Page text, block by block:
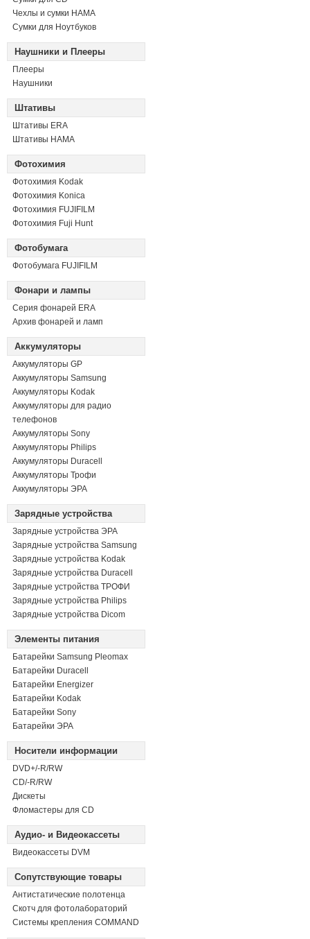
Чехлы и сумки HAMA
Сумки для Ноутбуков
Наушники и Плееры
Плееры
Наушники
Штативы
Штативы ERA
Штативы HAMA
Фотохимия
Фотохимия Kodak
Фотохимия Konica
Фотохимия FUJIFILM
Фотохимия Fuji Hunt
Фотобумага
Фотобумага FUJIFILM
Фонари и лампы
Серия фонарей ERA
Архив фонарей и ламп
Аккумуляторы
Аккумуляторы GP
Аккумуляторы Samsung
Аккумуляторы Kodak
Аккумуляторы для радио
телефонов
Аккумуляторы Sony
Аккумуляторы Philips
Аккумуляторы Duracell
Аккумуляторы Трофи
Аккумуляторы ЭРА
Зарядные устройства
Зарядные устройства ЭРА
Зарядные устройства Samsung
Зарядные устройства Kodak
Зарядные устройства Duracell
Зарядные устройства ТРОФИ
Зарядные устройства Philips
Зарядные устройства Dicom
Элементы питания
Батарейки Samsung Pleomax
Батарейки Duracell
Батарейки Energizer
Батарейки Kodak
Батарейки Sony
Батарейки ЭРА
Носители информации
DVD+/-R/RW
СD/-R/RW
Дискеты
Фломастеры для CD
Аудио- и Видеокассеты
Видеокассеты DVM
Сопутствующие товары
Антистатические полотенца
Скотч для фотолабораторий
Системы крепления COMMAND